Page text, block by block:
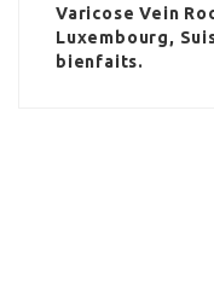
Varicose Vein
Luxembourg,
bienfaits.